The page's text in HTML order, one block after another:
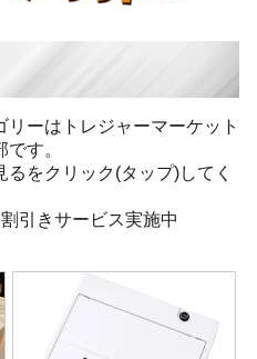
ーはトレジャーマーケット
す。
をクリック(タップ)してく
引きサービス実施中